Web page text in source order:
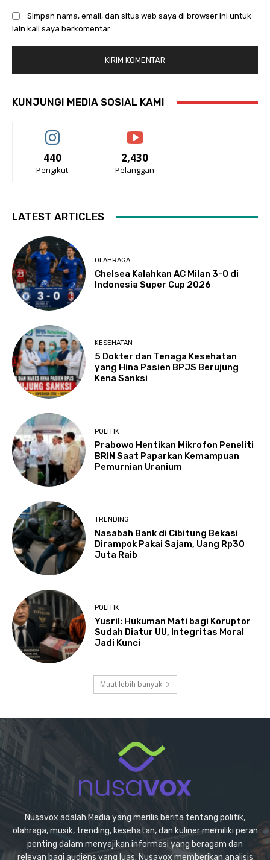
Simpan nama, email, dan situs web saya di browser ini untuk
lain kali saya berkomentar.
KUNJUNGI MEDIA SOSIAL KAMI
440
Pengikut
2,430
Pelanggan
LATEST ARTICLES
OLAHRAGA
Chelsea Kalahkan AC Milan 3-0 di
Indonesia Super Cup 2026
KESEHATAN
5 Dokter dan Tenaga Kesehatan
yang Hina Pasien BPJS Berujung
Kena Sanksi
POLITIK
Prabowo Hentikan Mikrofon Peneliti
BRIN Saat Paparkan Kemampuan
Pemurnian Uranium
TRENDING
Nasabah Bank di Cibitung Bekasi
Dirampok Pakai Sajam, Uang Rp30
Juta Raib
POLITIK
Yusril: Hukuman Mati bagi Koruptor
Sudah Diatur UU, Integritas Moral
Jadi Kunci
Muat lebih banyak
Nusavox adalah Media yang merilis berita tentang politik,
olahraga, musik, trending, kesehatan, dan kuliner memiliki peran
penting dalam menyajikan informasi yang beragam dan
relevan bagi audiens yang luas. Nusavox memberikan analisis